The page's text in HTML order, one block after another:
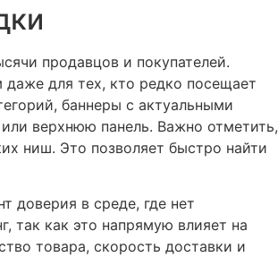
продавцов и покупателей.
даже для тех, кто редко посещает
баннеры с актуальными
верхнюю панель. Важно отметить,
ниш. Это позволяет быстро найти
доверия в среде, где нет
так как это напрямую влияет на
товара, скорость доставки и